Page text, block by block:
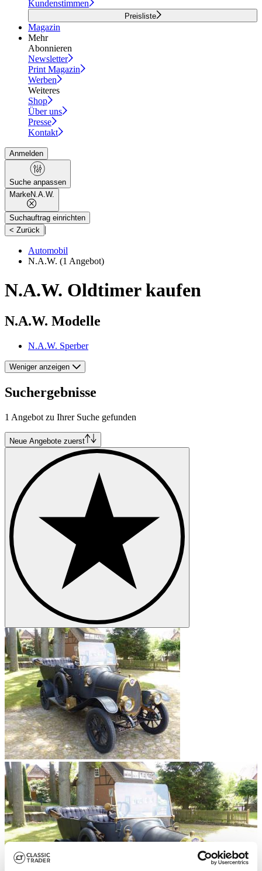
Kundenstimmen
Preisliste
Magazin
Mehr
Abonnieren
Newsletter
Print Magazin
Werben
Weiteres
Shop
Über uns
Presse
Kontakt
Anmelden
Suche anpassen
MarkeN.A.W.
Suchauftrag einrichten
< Zurück |
Automobil
N.A.W. (1 Angebot)
N.A.W. Oldtimer kaufen
N.A.W. Modelle
N.A.W. Sperber
Weniger anzeigen
Suchergebnisse
1 Angebot zu Ihrer Suche gefunden
Neue Angebote zuerst